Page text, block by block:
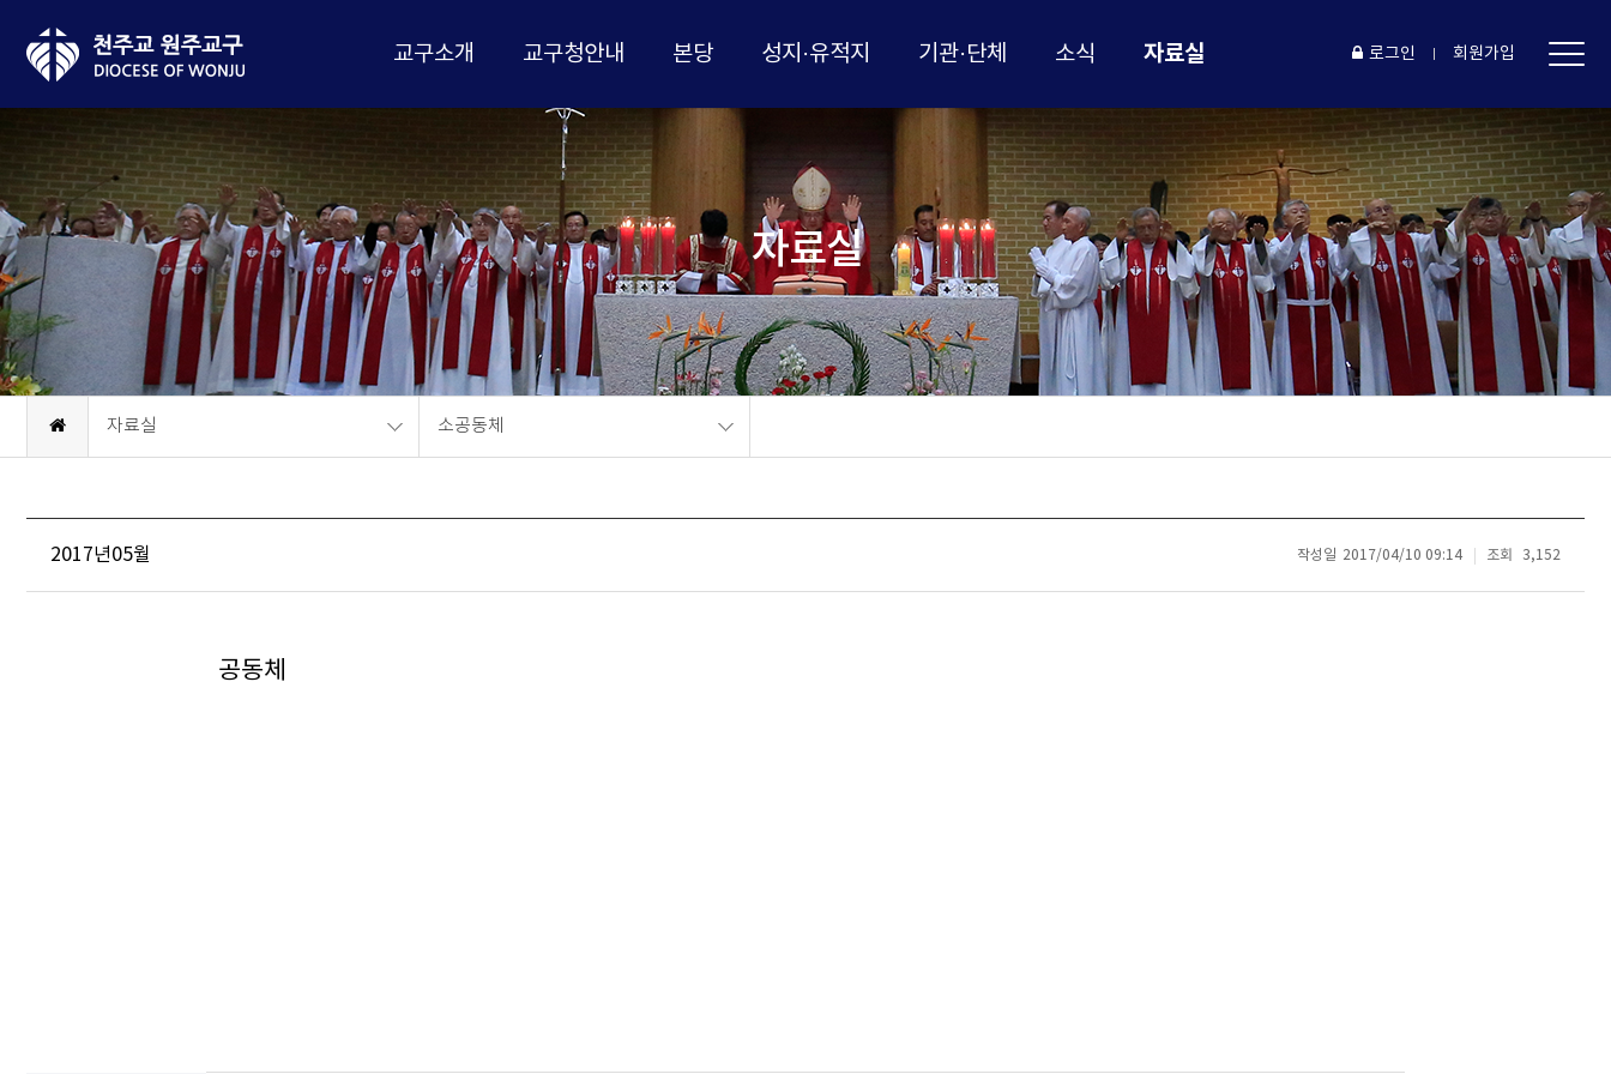
교구소개 교구청안내 본당 성지·유적지 기관·단체 소식 자료실 로그인 회원가입
자료실
자료실 소공동체
2017년05월 작성일 2017/04/10 09:14 조회 3,152
공동체